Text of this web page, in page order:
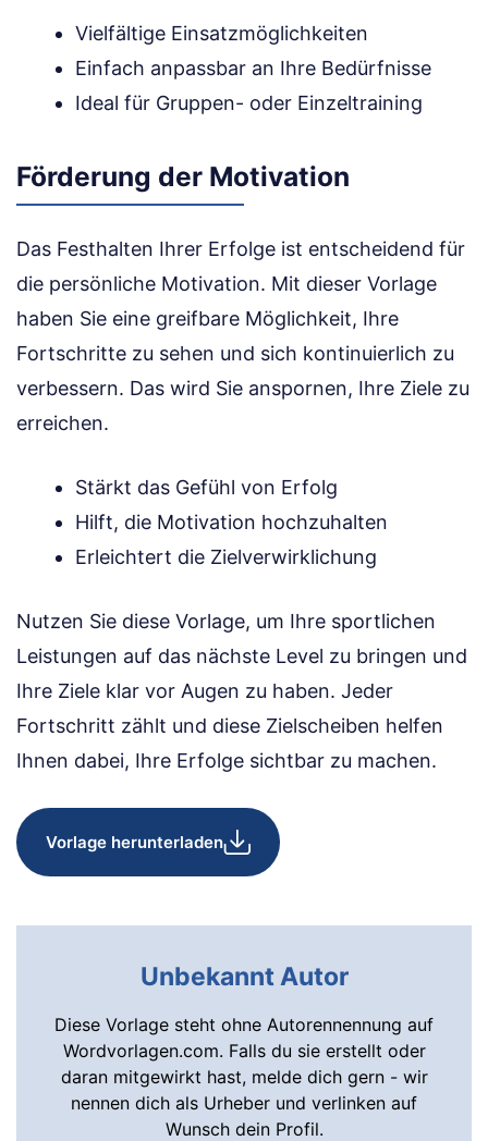
Vielfältige Einsatzmöglichkeiten
Einfach anpassbar an Ihre Bedürfnisse
Ideal für Gruppen- oder Einzeltraining
Förderung der Motivation
Das Festhalten Ihrer Erfolge ist entscheidend für
die persönliche Motivation. Mit dieser Vorlage
haben Sie eine greifbare Möglichkeit, Ihre
Fortschritte zu sehen und sich kontinuierlich zu
verbessern. Das wird Sie anspornen, Ihre Ziele zu
erreichen.
Stärkt das Gefühl von Erfolg
Hilft, die Motivation hochzuhalten
Erleichtert die Zielverwirklichung
Nutzen Sie diese Vorlage, um Ihre sportlichen
Leistungen auf das nächste Level zu bringen und
Ihre Ziele klar vor Augen zu haben. Jeder
Fortschritt zählt und diese Zielscheiben helfen
Ihnen dabei, Ihre Erfolge sichtbar zu machen.
Vorlage herunterladen
Unbekannt Autor
Diese Vorlage steht ohne Autorennennung auf
Wordvorlagen.com. Falls du sie erstellt oder
daran mitgewirkt hast, melde dich gern - wir
nennen dich als Urheber und verlinken auf
Wunsch dein Profil.